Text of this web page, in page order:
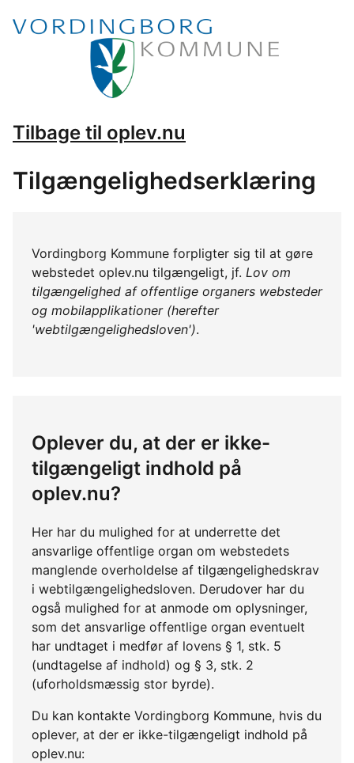
Tilbage til oplev.nu
Tilgængelighedserklæring
Vordingborg Kommune forpligter sig til at gøre
webstedet oplev.nu tilgængeligt, jf. Lov om
tilgængelighed af offentlige organers websteder
og mobilapplikationer (herefter
'webtilgængelighedsloven').
Oplever du, at der er ikke-
tilgængeligt indhold på
oplev.nu?
Her har du mulighed for at underrette det
ansvarlige offentlige organ om webstedets
manglende overholdelse af tilgængelighedskrav
i webtilgængelighedsloven. Derudover har du
også mulighed for at anmode om oplysninger,
som det ansvarlige offentlige organ eventuelt
har undtaget i medfør af lovens § 1, stk. 5
(undtagelse af indhold) og § 3, stk. 2
(uforholdsmæssig stor byrde).
Du kan kontakte Vordingborg Kommune, hvis du
oplever, at der er ikke-tilgængeligt indhold på
oplev.nu: